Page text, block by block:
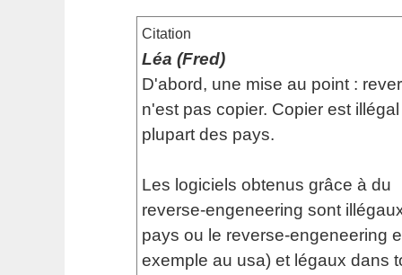
Citation
Léa (Fred)
D'abord, une mise au point :
n'est pas copier. Copier est
plupart des pays.
Les logiciels obtenus grâce à du
reverse-engeneering sont
pays ou le reverse-engeneering
exemple au usa) et légaux dans